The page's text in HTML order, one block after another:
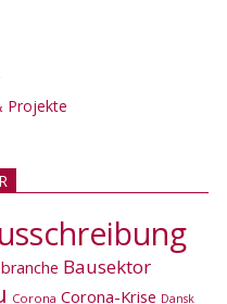
Projekte
Bausektor
Corona Corona-Krise Dansk